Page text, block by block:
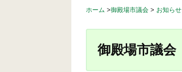
ホーム >御殿場市議会 > お知らせ
御殿場市議会